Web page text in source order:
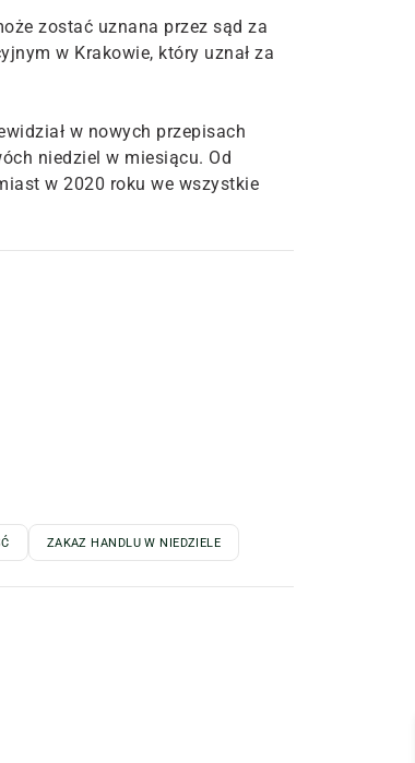
zostać uznana przez sąd za
w Krakowie, który uznał za
w nowych przepisach
niedziel w miesiącu. Od
w 2020 roku we wszystkie
ZAKAZ HANDLU W NIEDZIELE